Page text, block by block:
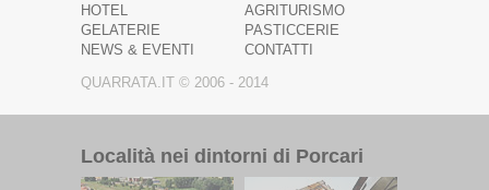
HOTEL
AGRITURISMO
GELATERIE
PASTICCERIE
NEWS & EVENTI
CONTATTI
QUARRATA.IT © 2006 - 2014
Località nei dintorni di Porcari